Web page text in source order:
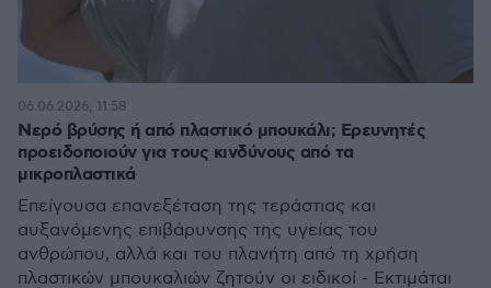
Νερό βρύσης ή από πλαστικό μπουκάλι; Ερευνητές
προειδοποιούν για τους κινδύνους από τα
μικροπλαστικά
Επείγουσα επανεξέταση της τεράστιας και
αυξανόμενης επιβάρυνσης της υγείας του
ανθρώπου, αλλά και του πλανήτη από τη χρήση
πλαστικών μπουκαλιών ζητούν οι ειδικοί - Εκτιμάται
06.06.2026, 11:58